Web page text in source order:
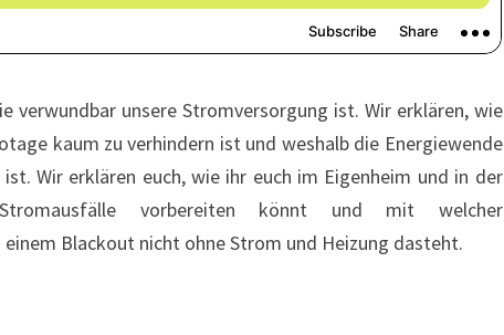
verwundbar unsere Stromversorgung ist. Wir erklären, wie
kaum zu verhindern ist und weshalb die Energiewende
Wir erklären euch, wie ihr euch im Eigenheim und in der
vorbereiten könnt und mit welcher
Blackout nicht ohne Strom und Heizung dasteht.